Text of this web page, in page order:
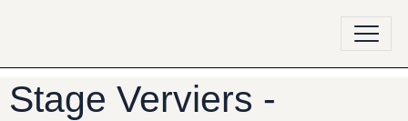
Stage Verviers -